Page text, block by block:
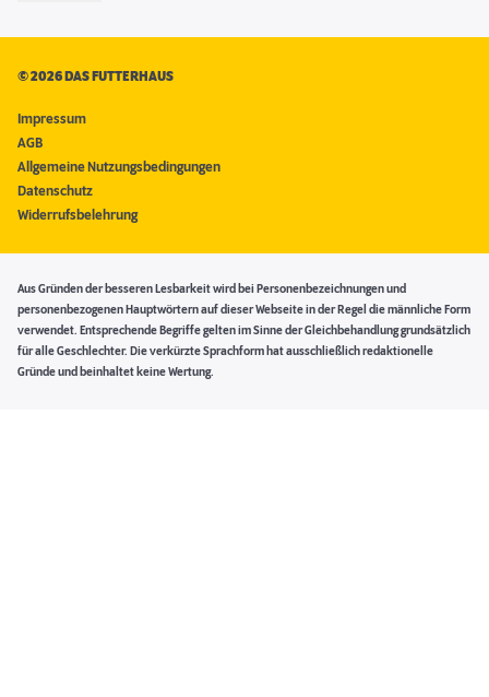
©2026 DAS FUTTERHAUS
Impressum
AGB
Allgemeine Nutzungsbedingungen
Datenschutz
Widerrufsbelehrung
Aus Gründen der besseren Lesbarkeit wird bei Personenbezeichnungen und
personenbezogenen Hauptwörtern auf dieser Webseite in der Regel die männliche Form
verwendet. Entsprechende Begriffe gelten im Sinne der Gleichbehandlung grundsätzlich
für alle Geschlechter. Die verkürzte Sprachform hat ausschließlich redaktionelle
Gründe und beinhaltet keine Wertung.